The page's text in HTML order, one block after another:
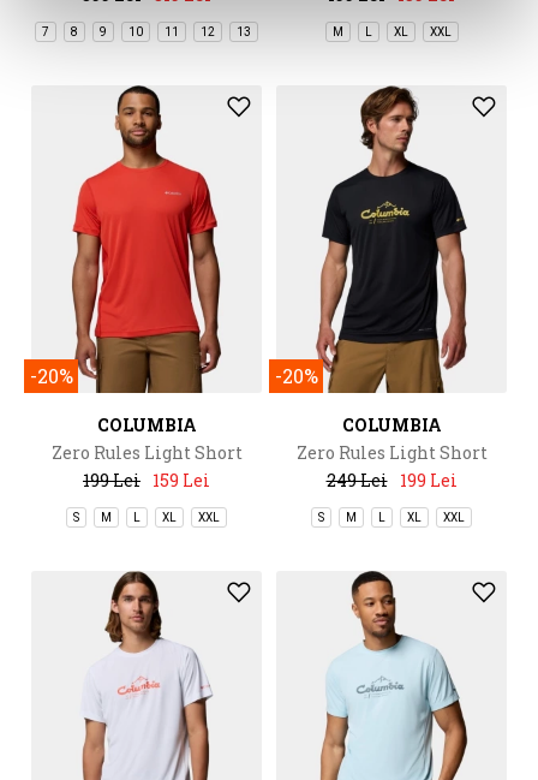
7 8 9 10 11 12 13 M XL XXL
-20%
COLUMBIA
Zero Rules Light Short
Sleeve Crew
199 Lei 159 Lei
S M XL XXL
-20%
COLUMBIA
Zero Rules Light Short
Sleeve Graphic Crew
249 Lei 199 Lei
S M XL XXL